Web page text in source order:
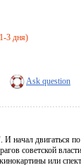
3 дня)
Ask question
двигаться по
советской
или